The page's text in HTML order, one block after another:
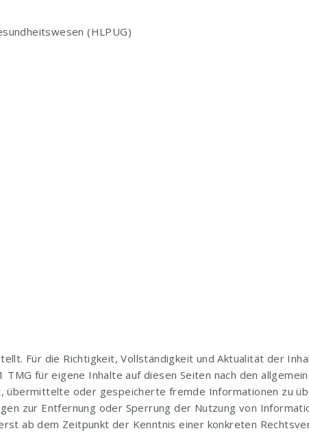
(HLPUG)
Für die Richtigkeit, Vollständigkeit und Aktualität der
für eigene Inhalte auf diesen Seiten nach den
oder gespeicherte fremde Informationen zu
zur Entfernung oder Sperrung der Nutzung von
ab dem Zeitpunkt der Kenntnis einer konkreten